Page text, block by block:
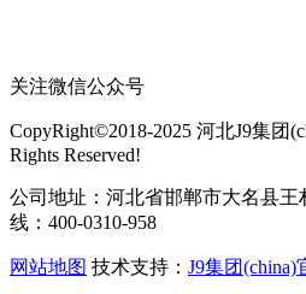
关注微信公众号
CopyRight©2018-2025 河北J9集团
Rights Reserved!
公司地址：河北省邯郸市大名县
线：400-0310-958
网站地图 技术支持： J9集团(china)